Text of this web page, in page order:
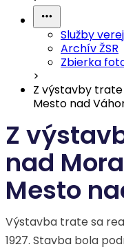
Služby
Archív ŽSR
Zbierka
>
Z výstavby
Mesto nad
Z
nad
Mesto
Výstavba trate sa
1927. Stavba bola